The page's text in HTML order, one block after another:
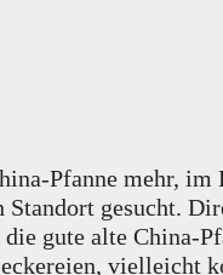
Pfanne mehr, im
gesucht.
gute alte China-
vielleicht